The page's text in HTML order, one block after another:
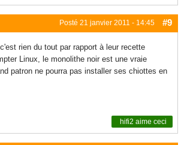
Posté 21 janvier 2011 - 14:45 #9
rien du tout par rapport à leur recette
Linux, le monolithe noir est une vraie
patron ne pourra pas installer ses chiottes en
hifi2 aime ceci